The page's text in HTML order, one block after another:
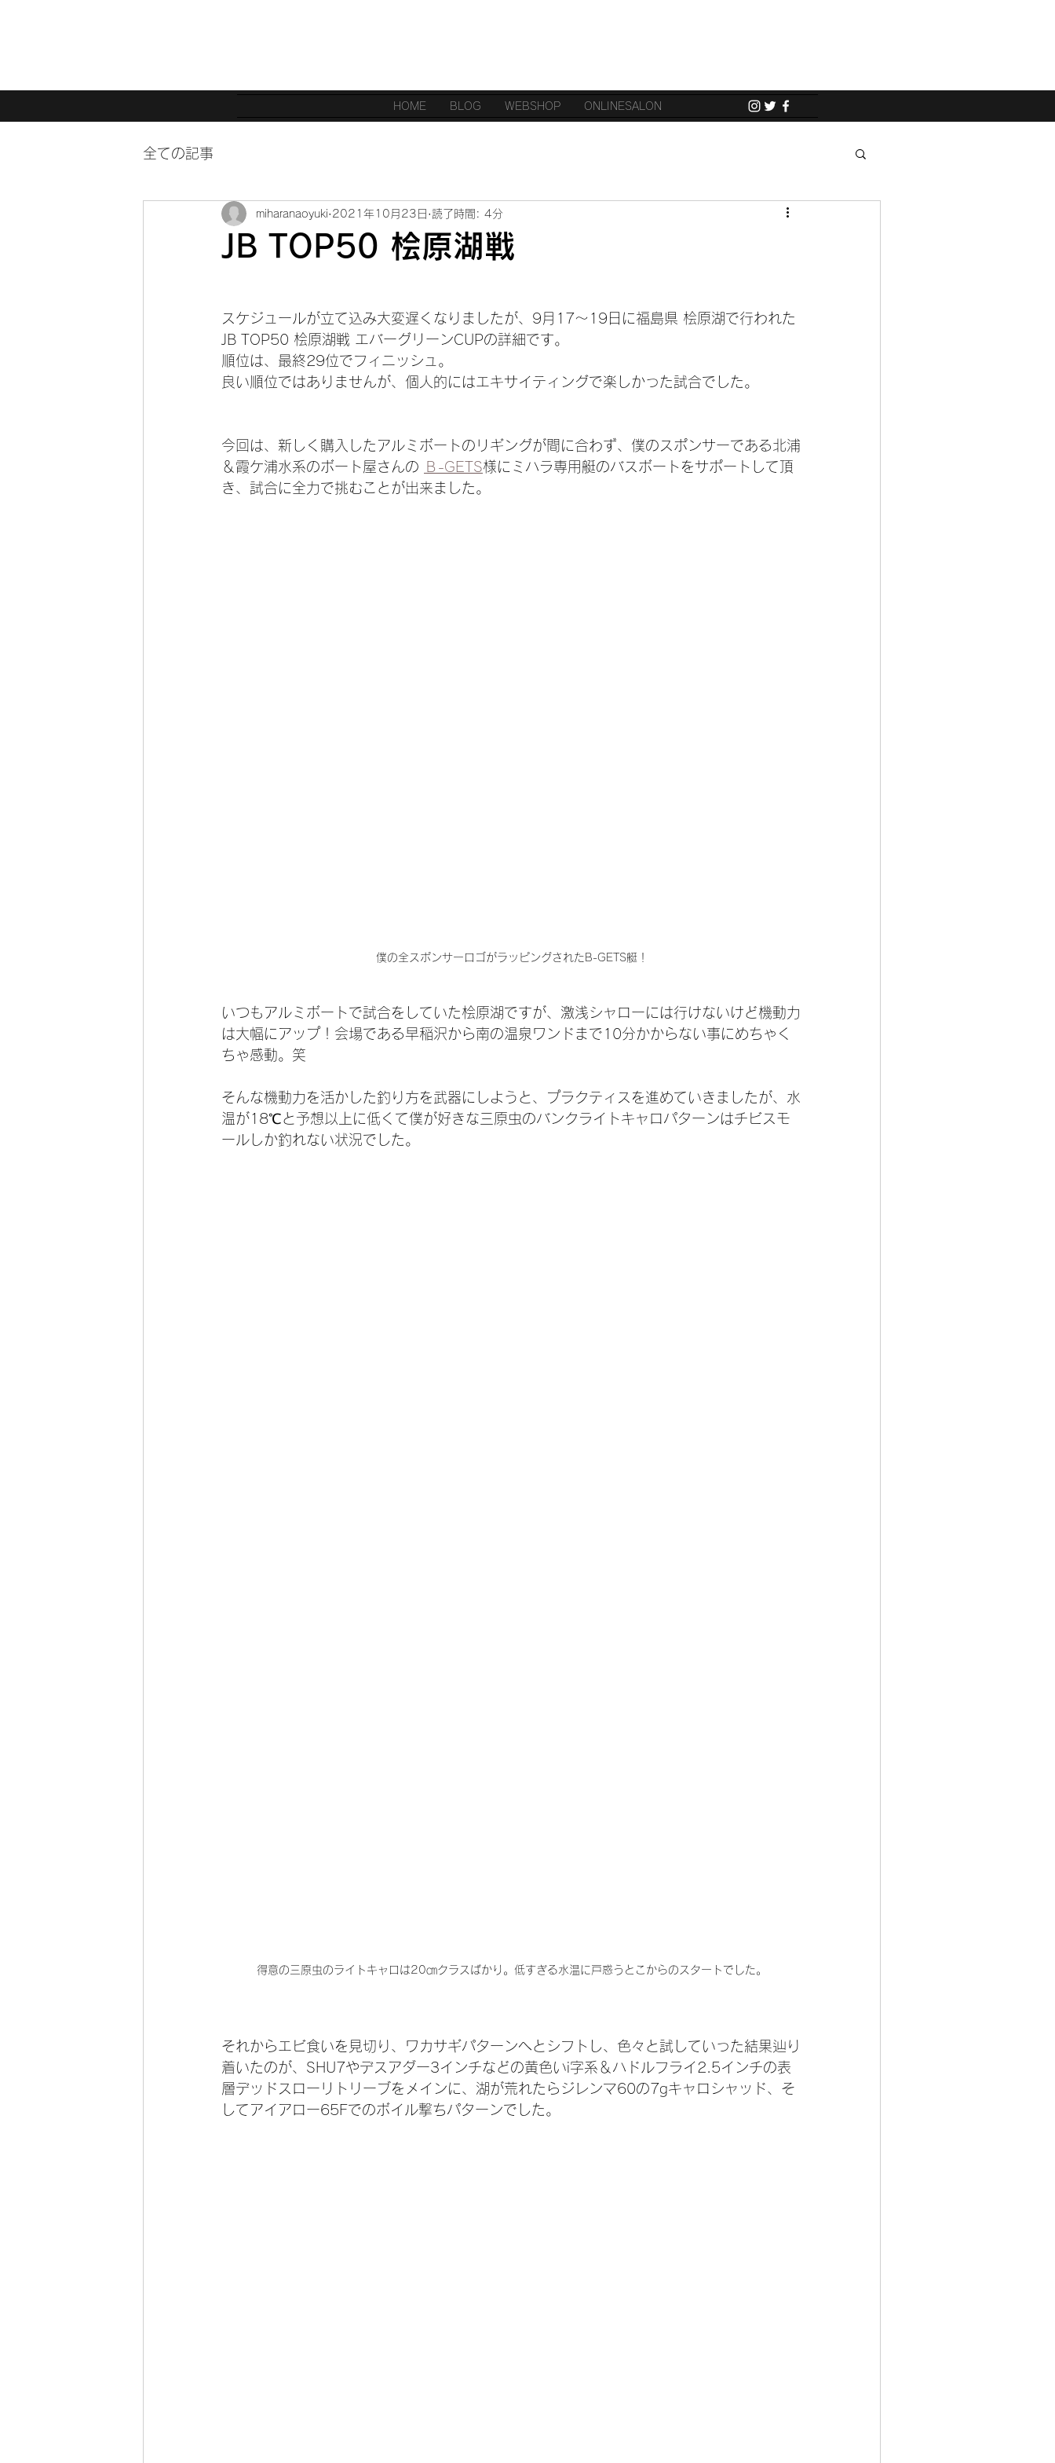
HOME BLOG WEBSHOP ONLINESALON
全ての記事
JB TOP50 桧原湖戦
miharanaoyuki 2021年10月23日 読了時間: 4分
スケジュールが立て込み大変遅くなりましたが、9月17～19日に福島県 桧原湖で行われた
JB TOP50 桧原湖戦 エバーグリーンCUPの詳細です。
順位は、最終29位でフィニッシュ。
良い順位ではありませんが、個人的にはエキサイティングで楽しかった試合でした。
今回は、新しく購入したアルミボートのリギングが間に合わず、僕のスポンサーである北浦
＆霞ケ浦水系のボート屋さんの
Ｂ-GETS様にミハラ専用艇のバスボートをサポートして頂
き、試合に全力で挑むことが出来ました。
僕の全スポンサーロゴがラッピングされたB-GETS艇！
いつもアルミボートで試合をしていた桧原湖ですが、激浅シャローには行けないけど機動力
は大幅にアップ！会場である早稲沢から南の温泉ワンドまで10分かからない事にめちゃく
ちゃ感動。笑
そんな機動力を活かした釣り方を武器にしようと、プラクティスを進めていきましたが、水
温が18℃と予想以上に低くて僕が好きな三原虫のバンクライトキャロパターンはチビスモ
ールしか釣れない状況でした。
得意の三原虫のライトキャロは20㎝クラスばかり。低すぎる水温に戸惑うとこからのスタートでした。
それからエビ食いを見切り、ワカサギパターンへとシフトし、色々と試していった結果辿り
着いたのが、SHU7やデスアダー3インチなどの黄色いi字系＆ハドルフライ2.5インチの表
層デッドスローリトリーブをメインに、湖が荒れたらジレンマ60の7gキャロシャッド、そ
してアイアロー65Fでのボイル撃ちパターンでした。